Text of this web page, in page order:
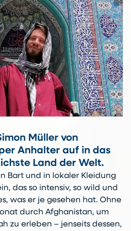
Müller von
Anhalter auf in das
Land der Welt.
Bart und in lokaler Kleidung
das so intensiv, so wild und
was er je gesehen hat. Ohne
durch Afghanistan, um
zu erleben – jenseits dessen,